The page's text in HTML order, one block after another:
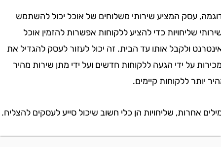
עסק המציע שירותי משלוחים של אוכל יכול להשתמש
שליחויות כדי להציע ללקוחות אפשרות להזמין אוכל
ולקבל אותו עד הבית. זה יכול לעזור לעסק להגדיל את
על ידי הגעה ללקוחות חדשים ועל ידי מתן שירות מהיר
ללקוחות קיימים.
אחרות, שליחויות הן כלי חשוב שיכול סייע לעסקים להצליח.